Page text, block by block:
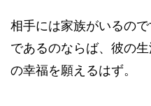
相手には家族がいるの
であるのならば、彼の
の幸福を願えるはず。